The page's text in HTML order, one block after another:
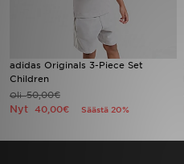
adidas Originals 3-Piece Set
Children
Oli50,00€
Nyt 40,00€ Säästä 20%
Jalkapallo
Urheilu